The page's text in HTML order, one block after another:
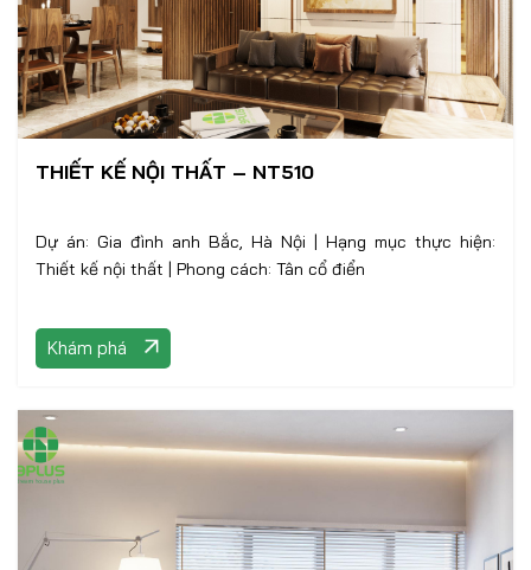
THIẾT KẾ NỘI THẤT – NT510
Dự án: Gia đình anh Bắc, Hà Nội | Hạng mục thực hiện:
Thiết kế nội thất | Phong cách: Tân cổ điển
Khám phá